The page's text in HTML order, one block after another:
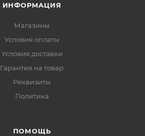
ИНФОРМАЦИЯ
Магазины
Условия оплаты
Условия доставки
Гарантия на товар
Реквизиты
Политика
ПОМОЩЬ